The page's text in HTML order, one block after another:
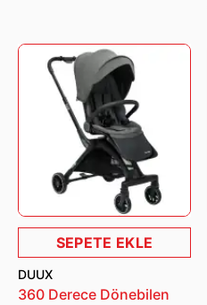
SEPETE EKLE
DUUX
360 Derece Dönebilen